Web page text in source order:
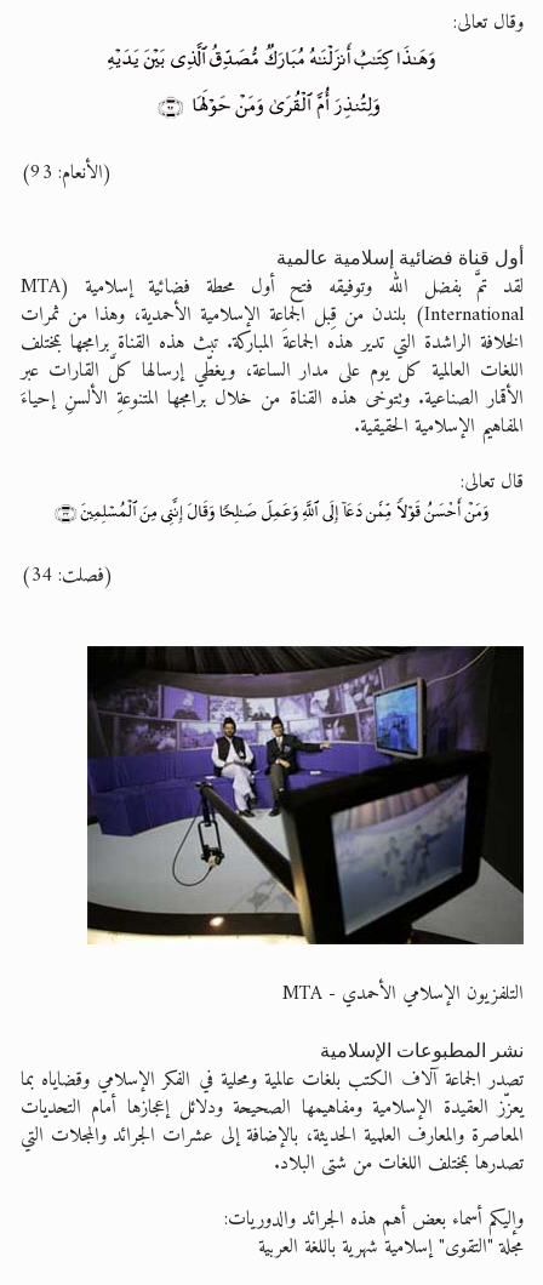
وقال تعالى:
(الأنعام: 93)
أول قناة فضائية إسلامية عالمية
لقد تمَّ بفضل الله وتوفيقه فتح أول محطة فضائية إسلامية (MTA
International) بلندن من قِبل الجماعة الإسلامية الأحمدية، وهذا من ثمرات
الخلافة الراشدة التي تدير هذه الجماعةَ المباركة. تبث هذه القناة برامجها بمختلف
اللغات العالمية كل يوم على مدار الساعة، ويغطّي إرسالها كلَّ القارات عبر
الأقمار الصناعية. وتتوخى هذه القناة من خلال برامجها المتنوعةِ الألسنِ إحياءَ
المفاهيم الإسلامية الحقيقية.
قال تعالى:
(فصلت: 34)
التلفزيون الإسلامي الأحمدي - MTA
نشر المطبوعات الإسلامية
تصدر الجماعة آلاف الكتب بلغات عالمية ومحلية في الفكر الإسلامي وقضاياه بما
يعزّز العقيدة الإسلامية ومفاهيمها الصحيحة ودلائل إعجازها أمام التحديات
المعاصرة والمعارف العلمية الحديثة، بالإضافة إلى عشرات الجرائد والمجلات التي
تصدرها بمختلف اللغات من شتى البلاد.
وإليكم أسماء بعض أهم هذه الجرائد والدوريات:
مجلة"التقوى"إسلامية شهرية باللغة العربية